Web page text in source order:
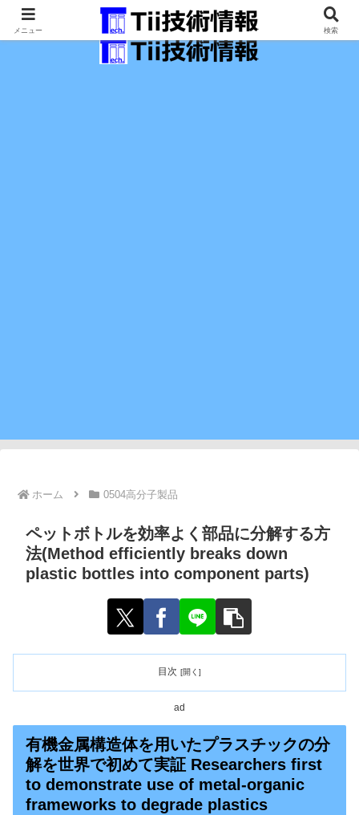
最新の科学技術の情報インフラ。
ホーム 0504高分子製品
ペットボトルを効率よく部品に分解する方
法(Method efficiently breaks down
plastic bottles into component parts)
目次
ad
有機金属構造体を用いたプラスチックの分
解を世界で初めて実証 Researchers first
to demonstrate use of metal-organic
frameworks to degrade plastics
メニュー 検索